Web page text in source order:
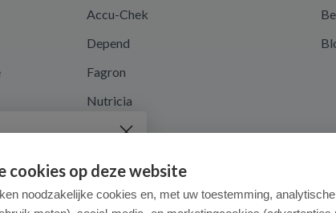
Accu-Chek
Depend
Fagron
Nutricia
cookies op deze website
noodzakelijke cookies en, met uw toestemming,
en persoonlijk